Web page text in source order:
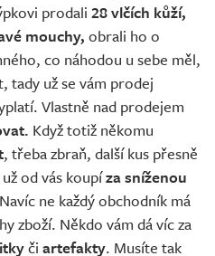
prodali 28 vlčích kůží,
mouchy, obrali ho o
co náhodou u sebe měl,
už se vám prodej
Vlastně nad prodejem
Když totiž někomu
, třeba zbraň, další kus přesně
od vás koupíza sníženou
ne každý obchodník má
zboží. Někdo vám dá víc za
či artefakty. Musíte tak